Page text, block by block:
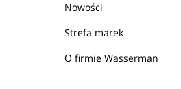
Nowości
Strefa marek
O firmie Wasserman